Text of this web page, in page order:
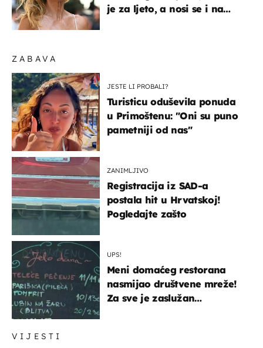
VIJESTI
ZABAVA
JESTE LI PROBALI?
Turisticu oduševila ponuda
u Primoštenu: "Oni su puno
pametniji od nas"
ZANIMLJIVO
Registracija iz SAD-a
postala hit u Hrvatskoj!
Pogledajte zašto
UPS!
Meni domaćeg restorana
nasmijao društvene mreže!
Za sve je zaslužan
je za ljeto, a nosi se i na